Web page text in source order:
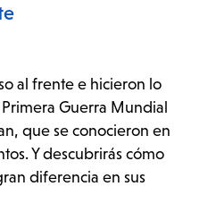
al frente e hicieron lo
Guerra Mundial
que se conocieron en
Y descubrirás cómo
diferencia en sus